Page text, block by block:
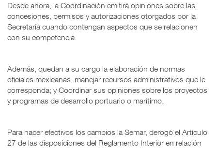
Desde ahora, la Coordinación emitirá opiniones sobre las
concesiones, permisos y autorizaciones otorgados por la
Secretaría cuando contengan aspectos que se relacionen
con su competencia.
Además, quedan a su cargo la elaboración de normas
oficiales mexicanas, manejar recursos administrativos que le
corresponda; y Coordinar sus opiniones sobre los proyectos
y programas de desarrollo portuario o marítimo.
Para hacer efectivos los cambios la Semar, derogó el Artículo
27 de las disposiciones del Reglamento Interior en relación